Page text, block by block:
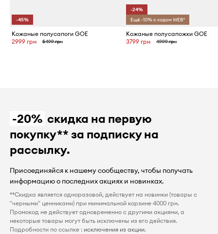
-45%
Кожаные полусапоги GOE
2999 грн
5499 грн
-24%
Ещё -10% с кодом WEB*
Кожаные полусапожки GOE
3799 грн
4999 грн
-20% скидка на первую
покупку** за подписку на
рассылку.
Присоединяйся к нашему сообществу, чтобы получать
информацию о последних акциях и новинках.
**Скидка является одноразовой, действует на новинки (товары с
"черными" ценниками) при минимальной корзине 4000 грн.
Промокод не действует одновременно с другими акциями, а
некоторые товары могут быть исключены из его действия.
Подробности по ссылке : исключения из акции.